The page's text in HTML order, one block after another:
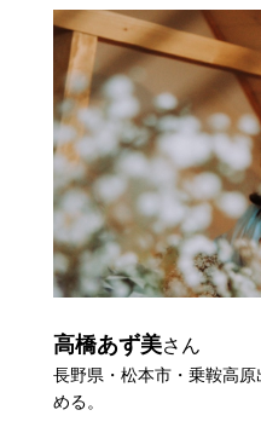
高橋あず美さん
長野県・松本市・乗鞍高
める。